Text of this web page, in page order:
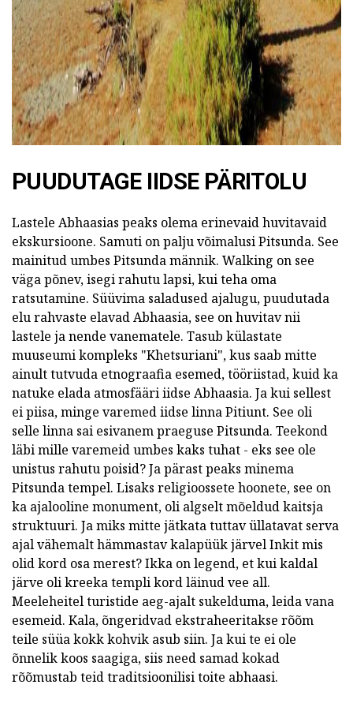
PUUDUTAGE IIDSE PÄRITOLU
Lastele Abhaasias peaks olema erinevaid huvitavaid
ekskursioone. Samuti on palju võimalusi Pitsunda. See
mainitud umbes Pitsunda männik. Walking on see
väga põnev, isegi rahutu lapsi, kui teha oma
ratsutamine. Süüvima saladused ajalugu, puudutada
elu rahvaste elavad Abhaasia, see on huvitav nii
lastele ja nende vanematele. Tasub külastate
muuseumi kompleks "Khetsuriani", kus saab mitte
ainult tutvuda etnograafia esemed, tööriistad, kuid ka
natuke elada atmosfääri iidse Abhaasia. Ja kui sellest
ei piisa, minge varemed iidse linna Pitiunt. See oli
selle linna sai esivanem praeguse Pitsunda. Teekond
läbi mille varemeid umbes kaks tuhat - eks see ole
unistus rahutu poisid? Ja pärast peaks minema
Pitsunda tempel. Lisaks religioossete hoonete, see on
ka ajalooline monument, oli algselt mõeldud kaitsja
struktuuri. Ja miks mitte jätkata tuttav üllatavat serva
ajal vähemalt hämmastav kalapüük järvel Inkit mis
olid kord osa merest? Ikka on legend, et kui kaldal
järve oli kreeka templi kord läinud vee all.
Meeleheitel turistide aeg-ajalt sukelduma, leida vana
esemeid. Kala, õngeridvad ekstraheeritakse rõõm
teile süüa kokk kohvik asub siin. Ja kui te ei ole
õnnelik koos saagiga, siis need samad kokad
rõõmustab teid traditsioonilisi toite abhaasi.